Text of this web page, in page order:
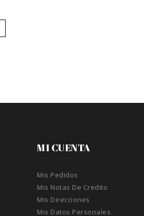
MI CUENTA
Mis Pedidos
Mis Notas De Credito
Mis Direcciones
Mis Datos Personales